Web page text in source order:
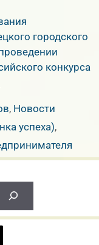
городского
конкурса
, Новости
успеха),